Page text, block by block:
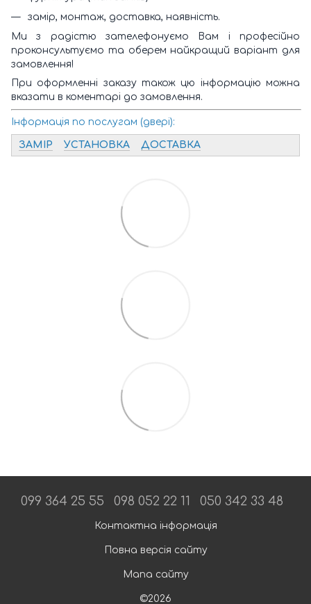
замір, монтаж, доставка, наявність.
Ми з радістю зателефонуємо Вам і професійно
проконсультуємо та оберем найкращий варіант для
замовлення!
При оформленні заказу також цю інформацію можна
вказати в коментарі до замовлення.
Інформація по послугам (двері):
ЗАМІР УСТАНОВКА ДОСТАВКА
099 364 25 55 098 052 22 11 050 342 33 48
Контактна інформація
Повна версія сайту
Мапа сайту
©2026